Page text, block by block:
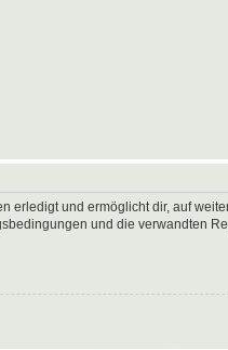
erledigt und ermöglicht dir, auf
und die verwandten